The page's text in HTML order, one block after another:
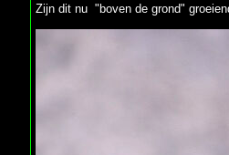
Zijn dit nu "boven de grond"